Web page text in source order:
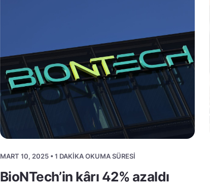
MART 10, 2025 • 1 DAKIKA OKUMA SÜRESI
BioNTech’in kârı 42% azaldı